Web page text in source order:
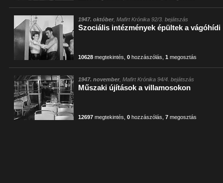
1947. október, Mafirt Krónika 92/3. bejátszás
Szociális intézmények épültek a vágóhídi
10628 megtekintés ,0 hozzászólás ,1 megosztás
1947. november, Mafirt Krónika 94/4. bejátszás
Műszaki újítások a villamosokon
12697 megtekintés ,0 hozzászólás ,7 megosztás